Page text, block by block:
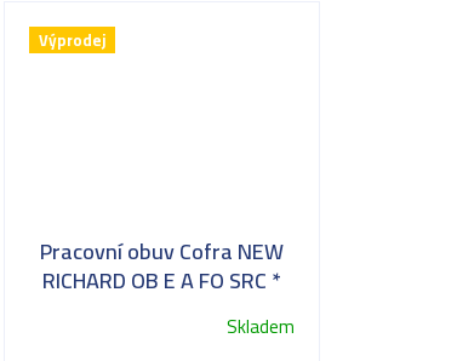
Výprodej
Pracovní obuv Cofra NEW
RICHARD OB E A FO SRC *
Skladem